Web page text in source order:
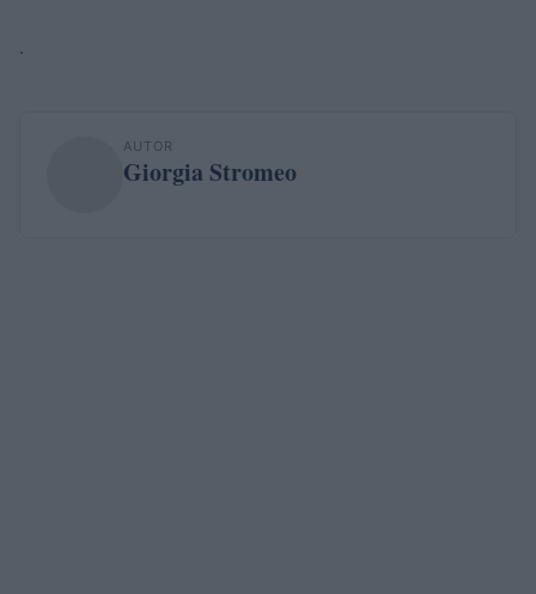
.
AUTOR
Giorgia Stromeo